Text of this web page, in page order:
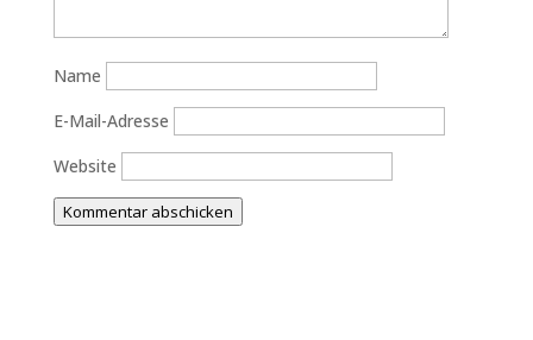
Name
E-Mail-Adresse
Website
Kommentar abschicken